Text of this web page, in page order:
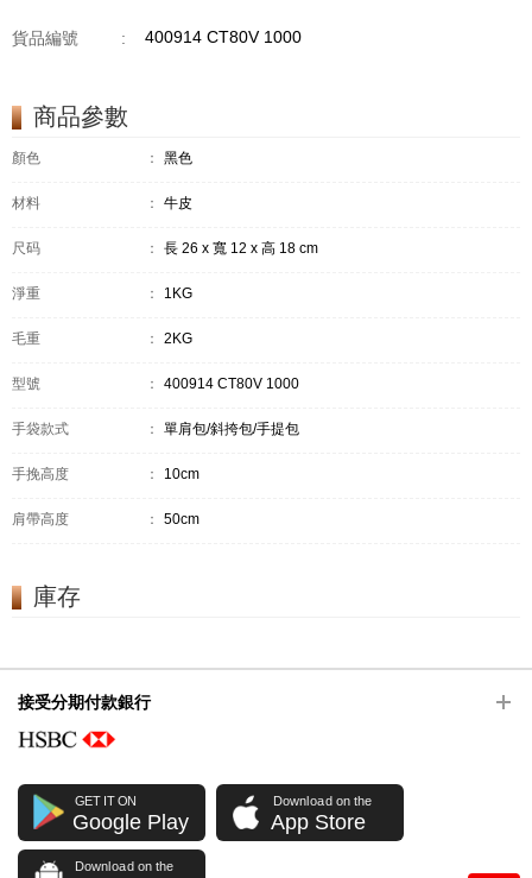
貨品編號 : 400914 CT80V 1000
商品參數
顏色 ： 黑色
材料 ： 牛皮
尺码 ： 長 26 x 寬 12 x 高 18 cm
淨重 ： 1KG
毛重 ： 2KG
型號 ： 400914 CT80V 1000
手袋款式 ： 單肩包/斜挎包/手提包
手挽高度 ： 10cm
肩帶高度 ： 50cm
庫存
接受分期付款銀行
GET IT ON
Google Play
Download on the
App Store
Download on the